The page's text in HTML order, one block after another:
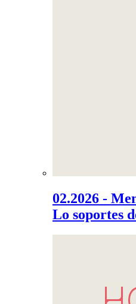
02.2026 -
Lo soportes